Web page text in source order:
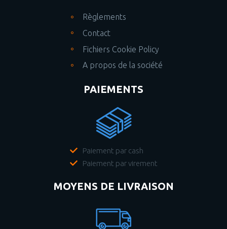
Règlements
Contact
Fichiers Cookie Policy
A propos de la société
PAIEMENTS
Paiement par cash
Paiement par virement
MOYENS DE LIVRAISON